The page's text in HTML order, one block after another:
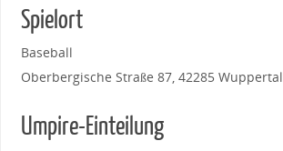
Spielort
Baseball
Oberbergische Straße 87, 42285 Wuppertal
Umpire-Einteilung